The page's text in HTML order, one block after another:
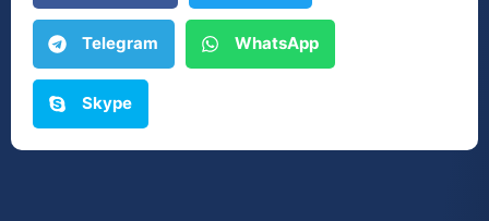
Telegram WhatsApp
Skype